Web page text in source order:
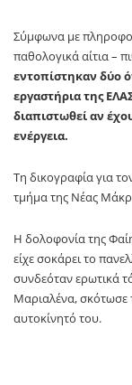
Σύμφωνα με
παθολογικά αίτια –
εντοπίστηκαν δύο
εργαστήρια της
διαπιστωθεί αν
ενέργεια.
Τη δικογραφία για
τμήμα της Νέας
Η δολοφονία της
είχε σοκάρει το
συνδεόταν ερωτικά
Μαριαλένα, σκότωσε
αυτοκίνητό του.